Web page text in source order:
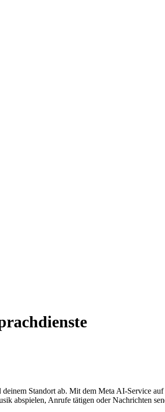
Standort ab. Mit dem Meta AI-Service
abspielen, Anrufe tätigen oder Nachrichten